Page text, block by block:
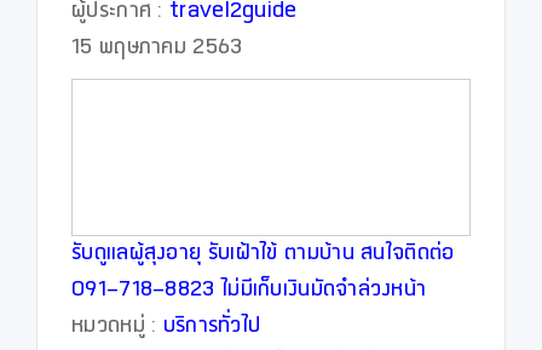
ผู้ประกาศ : travel2guide
15 พฤษภาคม 2563
รับดูแลผู้สุงอายุ รับเฝ้าไข้ ตามบ้าน สนใจติดต่อ
091-718-8823 ไม่มีเก็บเงินมัดจำล่วงหน้า
หมวดหมู่ : บริการทั่วไป